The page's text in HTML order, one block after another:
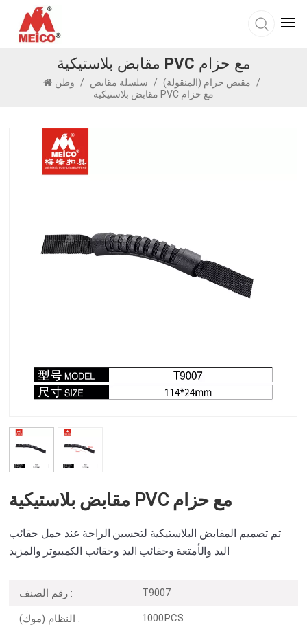
مقابض بلاستيكية PVC مع حزام
/ سلسلة مقابض / مقبض حزام (المنقولة)
/
مقابض بلاستيكية PVC مع حزام
مقابض بلاستيكية PVC مع حزام
تم تصميم المقابض البلاستيكية لتحسين الراحة عند حمل حقائب
اليد والأمتعة وحقائب اليد وحقائب الكمبيوتر والمزيد
رقم الصنف : T9007
النظام (موك) : 1000PCS